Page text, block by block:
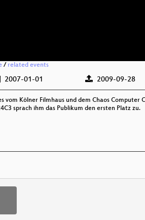
/ related events
2007-01-01 2009-09-28
vom Kölner Filmhaus und dem Chaos
sprach ihm das Publikum den ersten Platz zu.